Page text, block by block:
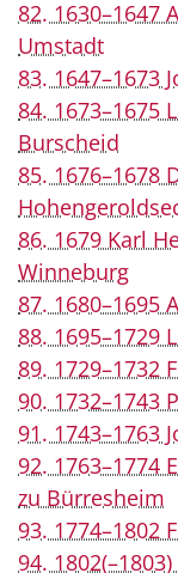
82. 1630–1647
Umstadt
83. 1647–1673
84. 1673–1675
Burscheid
85. 1676–1678
86. 1679 Karl
Winneburg
87. 1680–1695
88. 1695–1729
89. 1729–1732
90. 1732–1743
91. 1743–1763
92. 1763–1774
zu Bürresheim
93. 1774–1802
94.